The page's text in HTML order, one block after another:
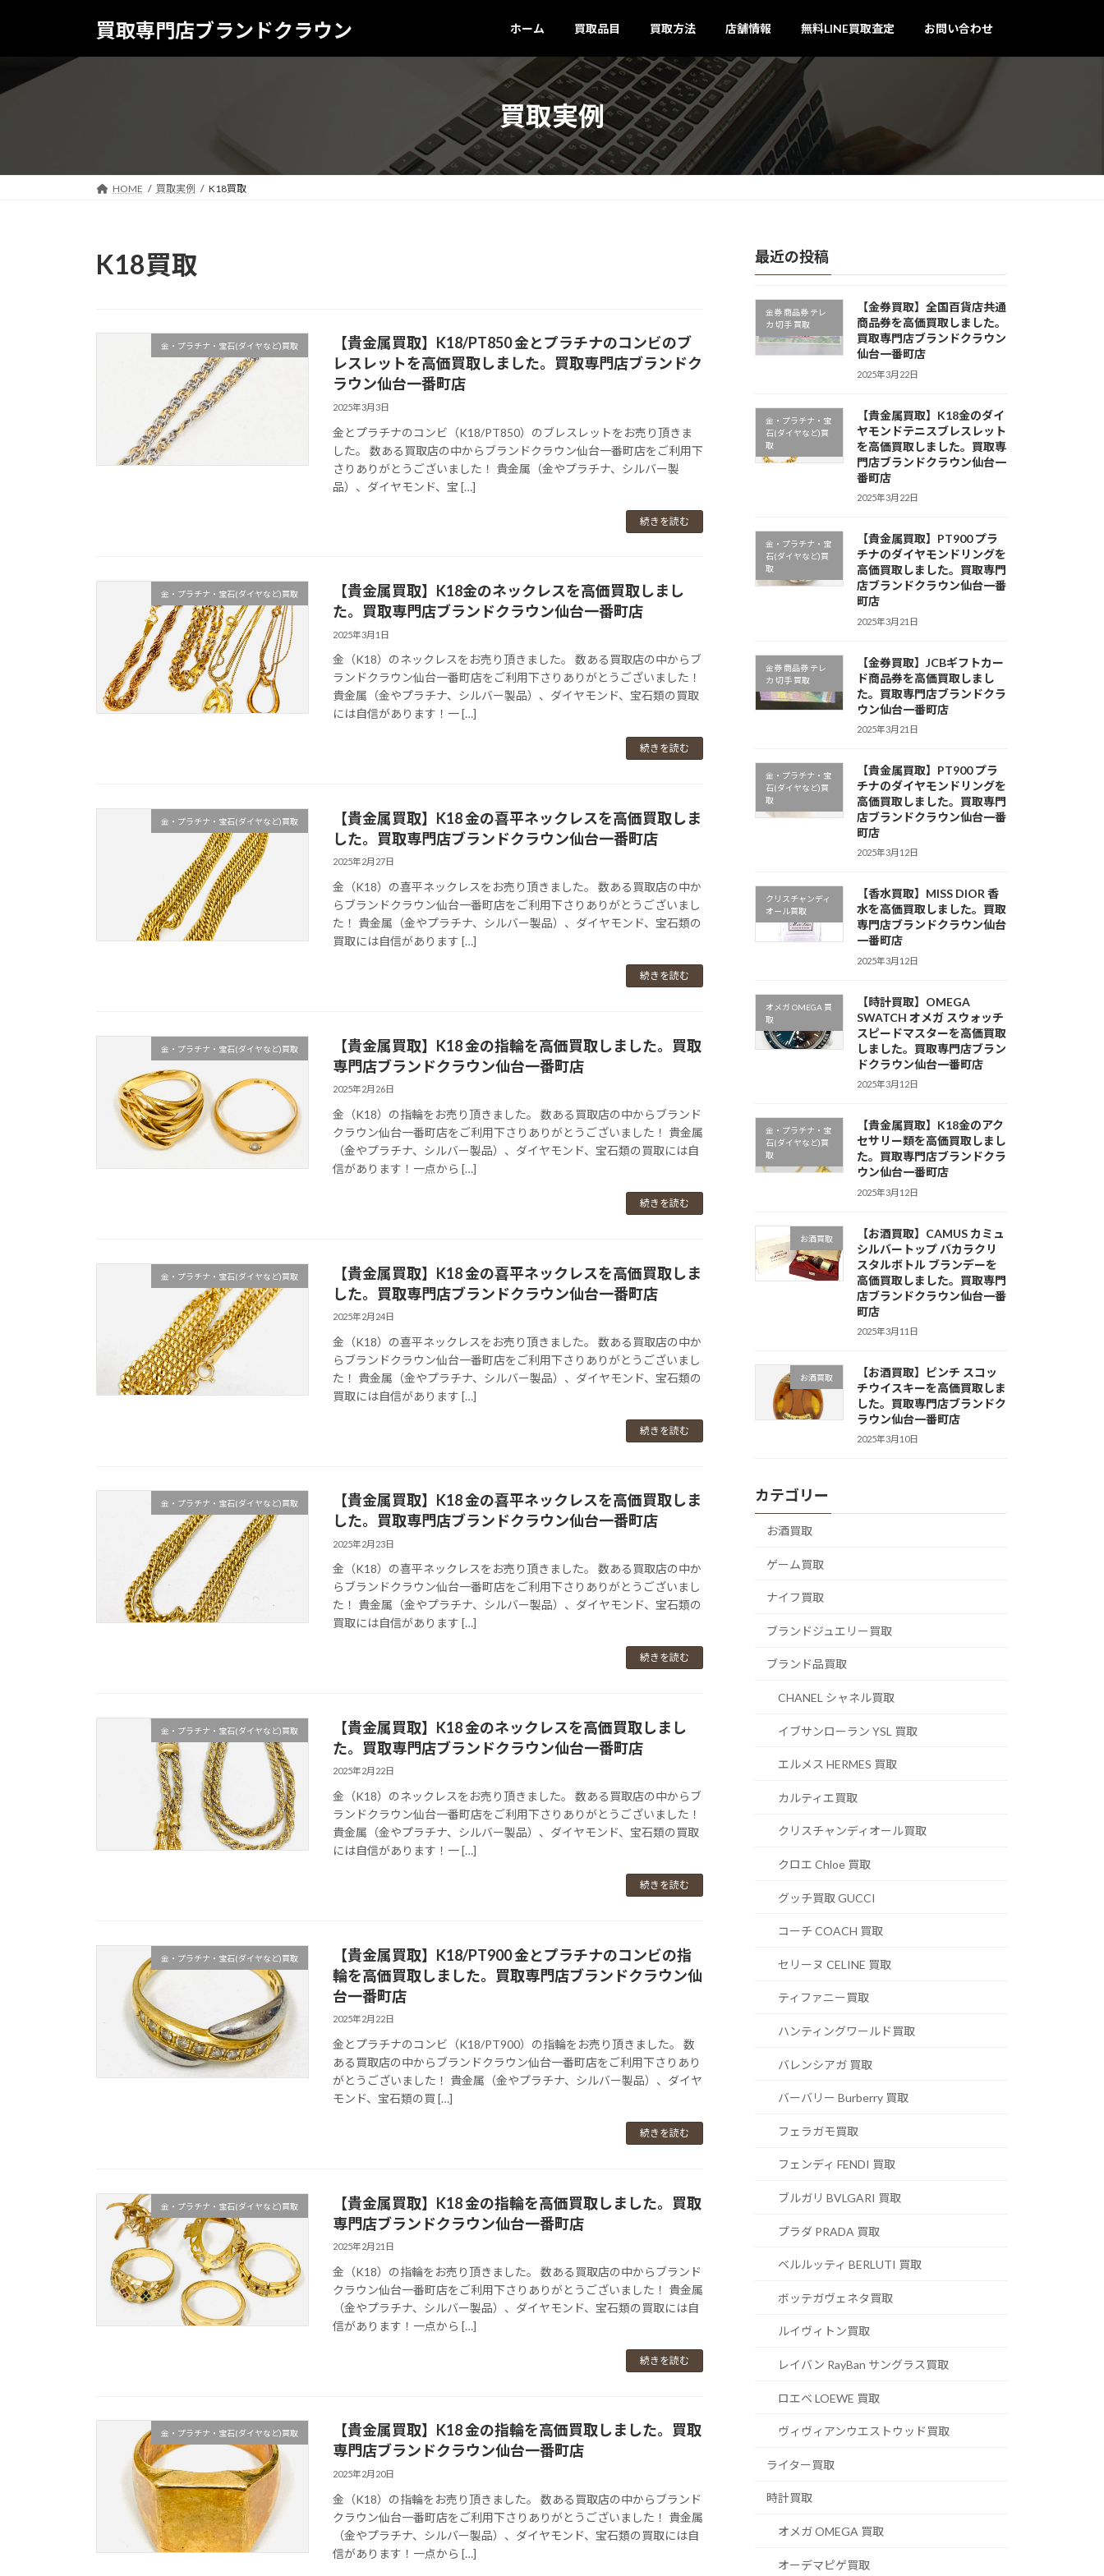
ツ
シ
買取専門店ブランドクラウン ホーム 買取品目 買取方法 店舗情報 無料LINE買取査定 お問い合わせ
買取実例
HOME 買取実例 K18買取
K18買取
金・プラチナ・宝石(ダイヤなど)買取
【貴金属買取】K18/PT850 金とプラチナのコンビのブ
レスレットを高価買取しました。買取専門店ブランドク
ラウン仙台一番町店
2025年3月3日
金とプラチナのコンビ（K18/PT850）のブレスレットをお売り頂きま
した。 数ある買取店の中からブランドクラウン仙台一番町店をご利用下
さりありがとうございました！ 貴金属（金やプラチナ、シルバー製
品）、ダイヤモンド、宝 […]
続きを読む
金・プラチナ・宝石(ダイヤなど)買取
【貴金属買取】K18金のネックレスを高価買取しまし
た。買取専門店ブランドクラウン仙台一番町店
2025年3月1日
金（K18）のネックレスをお売り頂きました。 数ある買取店の中からブ
ランドクラウン仙台一番町店をご利用下さりありがとうございました！
貴金属（金やプラチナ、シルバー製品）、ダイヤモンド、宝石類の買取
には自信があります！一 […]
続きを読む
金・プラチナ・宝石(ダイヤなど)買取
【貴金属買取】K18 金の喜平ネックレスを高価買取しま
した。買取専門店ブランドクラウン仙台一番町店
2025年2月27日
金（K18）の喜平ネックレスをお売り頂きました。 数ある買取店の中か
らブランドクラウン仙台一番町店をご利用下さりありがとうございまし
た！ 貴金属（金やプラチナ、シルバー製品）、ダイヤモンド、宝石類の
買取には自信があります […]
続きを読む
金・プラチナ・宝石(ダイヤなど)買取
【貴金属買取】K18 金の指輪を高価買取しました。買取
専門店ブランドクラウン仙台一番町店
2025年2月26日
金（K18）の指輪をお売り頂きました。 数ある買取店の中からブランド
クラウン仙台一番町店をご利用下さりありがとうございました！ 貴金属
（金やプラチナ、シルバー製品）、ダイヤモンド、宝石類の買取には自
信があります！一点から […]
続きを読む
金・プラチナ・宝石(ダイヤなど)買取
【貴金属買取】K18 金の喜平ネックレスを高価買取しま
した。買取専門店ブランドクラウン仙台一番町店
2025年2月24日
金（K18）の喜平ネックレスをお売り頂きました。 数ある買取店の中か
らブランドクラウン仙台一番町店をご利用下さりありがとうございまし
た！ 貴金属（金やプラチナ、シルバー製品）、ダイヤモンド、宝石類の
買取には自信があります […]
続きを読む
金・プラチナ・宝石(ダイヤなど)買取
【貴金属買取】K18 金の喜平ネックレスを高価買取しま
した。買取専門店ブランドクラウン仙台一番町店
2025年2月23日
金（K18）の喜平ネックレスをお売り頂きました。 数ある買取店の中か
らブランドクラウン仙台一番町店をご利用下さりありがとうございまし
た！ 貴金属（金やプラチナ、シルバー製品）、ダイヤモンド、宝石類の
買取には自信があります […]
続きを読む
金・プラチナ・宝石(ダイヤなど)買取
【貴金属買取】K18 金のネックレスを高価買取しまし
た。買取専門店ブランドクラウン仙台一番町店
2025年2月22日
金（K18）のネックレスをお売り頂きました。 数ある買取店の中からブ
ランドクラウン仙台一番町店をご利用下さりありがとうございました！
貴金属（金やプラチナ、シルバー製品）、ダイヤモンド、宝石類の買取
には自信があります！一 […]
続きを読む
金・プラチナ・宝石(ダイヤなど)買取
【貴金属買取】K18/PT900 金とプラチナのコンビの指
輪を高価買取しました。買取専門店ブランドクラウン仙
台一番町店
2025年2月22日
金とプラチナのコンビ（K18/PT900）の指輪をお売り頂きました。 数
ある買取店の中からブランドクラウン仙台一番町店をご利用下さりあり
がとうございました！ 貴金属（金やプラチナ、シルバー製品）、ダイヤ
モンド、宝石類の買 […]
続きを読む
金・プラチナ・宝石(ダイヤなど)買取
【貴金属買取】K18 金の指輪を高価買取しました。買取
専門店ブランドクラウン仙台一番町店
2025年2月21日
金（K18）の指輪をお売り頂きました。 数ある買取店の中からブランド
クラウン仙台一番町店をご利用下さりありがとうございました！ 貴金属
（金やプラチナ、シルバー製品）、ダイヤモンド、宝石類の買取には自
信があります！一点から […]
続きを読む
金・プラチナ・宝石(ダイヤなど)買取
【貴金属買取】K18 金の指輪を高価買取しました。買取
専門店ブランドクラウン仙台一番町店
2025年2月20日
金（K18）の指輪をお売り頂きました。 数ある買取店の中からブランド
クラウン仙台一番町店をご利用下さりありがとうございました！ 貴金属
（金やプラチナ、シルバー製品）、ダイヤモンド、宝石類の買取には自
信があります！一点から […]
最近の投稿
金券 商品券 テレ
カ 切手 買取
【金券買取】全国百貨店共通
商品券を高価買取しました。
買取専門店ブランドクラウン
仙台一番町店
2025年3月22日
金・プラチナ・宝
石(ダイヤなど)買
取
【貴金属買取】K18金のダイ
ヤモンドテニスブレスレット
を高価買取しました。買取専
門店ブランドクラウン仙台一
番町店
2025年3月22日
金・プラチナ・宝
石(ダイヤなど)買
取
【貴金属買取】PT900 プラ
チナのダイヤモンドリングを
高価買取しました。買取専門
店ブランドクラウン仙台一番
町店
2025年3月21日
金券 商品券 テレ
カ 切手 買取
【金券買取】JCBギフトカー
ド商品券を高価買取しまし
た。買取専門店ブランドクラ
ウン仙台一番町店
2025年3月21日
金・プラチナ・宝
石(ダイヤなど)買
取
【貴金属買取】PT900 プラ
チナのダイヤモンドリングを
高価買取しました。買取専門
店ブランドクラウン仙台一番
町店
2025年3月12日
クリスチャンディ
オール買取
【香水買取】MISS DIOR 香
水を高価買取しました。買取
専門店ブランドクラウン仙台
一番町店
2025年3月12日
オメガ OMEGA 買
取
【時計買取】OMEGA
SWATCH オメガ スウォッチ
スピードマスターを高価買取
しました。買取専門店ブラン
ドクラウン仙台一番町店
2025年3月12日
金・プラチナ・宝
石(ダイヤなど)買
取
【貴金属買取】K18金のアク
セサリー類を高価買取しまし
た。買取専門店ブランドクラ
ウン仙台一番町店
2025年3月12日
お酒買取
【お酒買取】CAMUS カミュ
シルバートップ バカラクリ
スタルボトル ブランデーを
高価買取しました。買取専門
店ブランドクラウン仙台一番
町店
2025年3月11日
お酒買取
【お酒買取】ピンチ スコッ
チウイスキーを高価買取しま
した。買取専門店ブランドク
ラウン仙台一番町店
2025年3月10日
カテゴリー
お酒買取
ゲーム買取
ナイフ買取
ブランドジュエリー買取
ブランド品買取
CHANEL シャネル買取
イブサンローラン YSL 買取
エルメス HERMES 買取
カルティエ買取
クリスチャンディオール買取
クロエ Chloe 買取
グッチ買取 GUCCI
コーチ COACH 買取
セリーヌ CELINE 買取
ティファニー買取
ハンティングワールド買取
バレンシアガ 買取
バーバリー Burberry 買取
フェラガモ買取
フェンディ FENDI 買取
ブルガリ BVLGARI 買取
プラダ PRADA 買取
ベルルッティ BERLUTI 買取
ボッテガヴェネタ買取
ルイヴィトン買取
レイバン RayBan サングラス買取
ロエベ LOEWE 買取
ヴィヴィアンウエストウッド買取
ライター買取
時計買取
オメガ OMEGA 買取
オーデマピゲ買取